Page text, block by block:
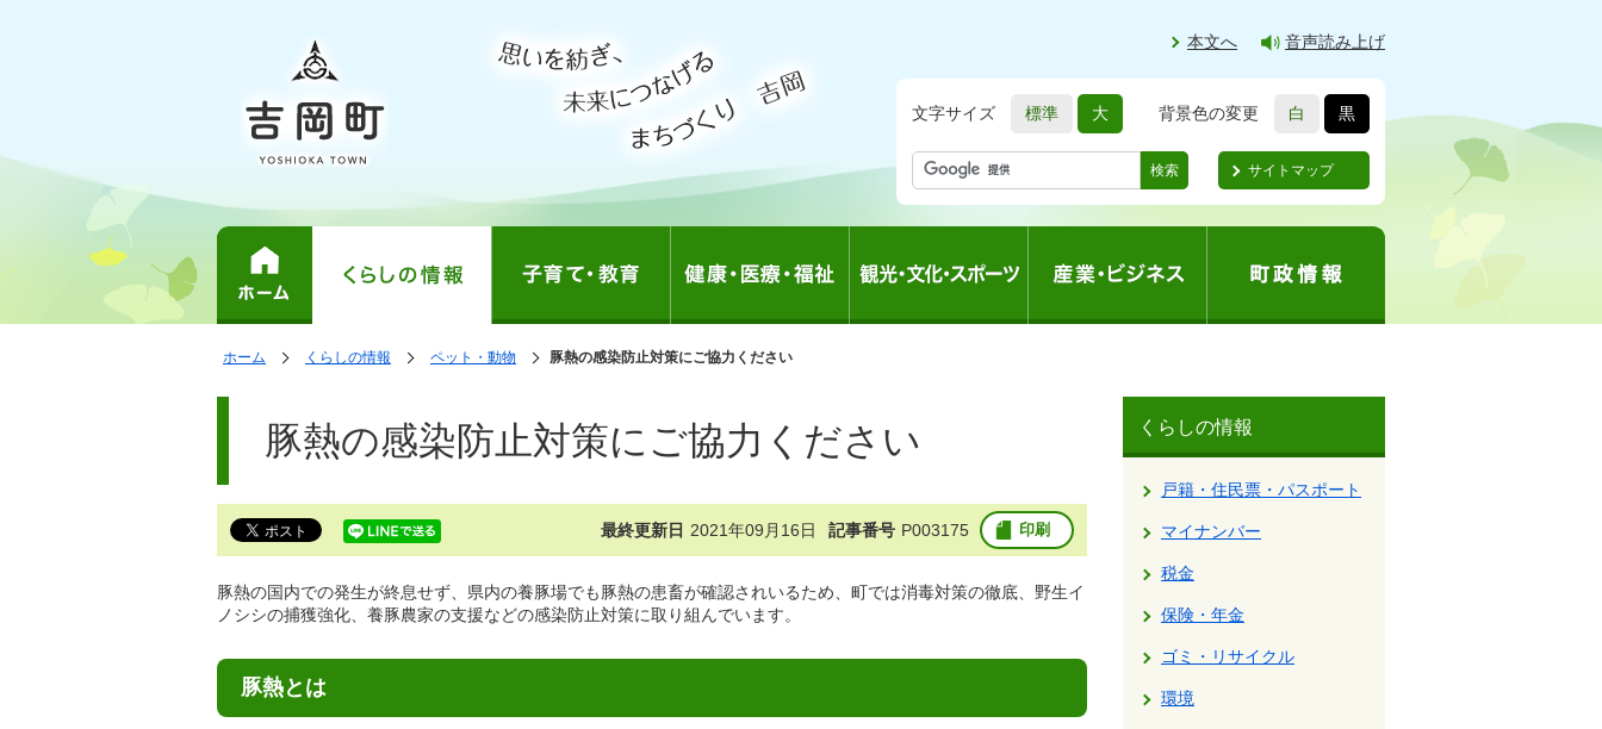
本文へ 音声読み上げ
文字サイズ 標準 大 背景色の変更 白 黒
検索 サイトマップ
表
ペ
ホーム
のくらしの情報
の
ペット・動物
の
豚熱の感染防止対策にご協力ください
文
で
豚熱の感染防止対策にご協力ください
最終更新日 2021年09月16日 記事番号 P003175 印刷
豚熱の国内での発生が終息せず、県内の養豚場でも豚熱の患畜が確認されいるため、町では消毒対策の徹底、野生イ
ノシシの捕獲強化、養豚農家の支援などの感染防止対策に取り組んでいます。
豚熱とは
くらしの情報
戸籍・住民票・パスポート
マイナンバー
税金
保険・年金
ゴミ・リサイクル
環境